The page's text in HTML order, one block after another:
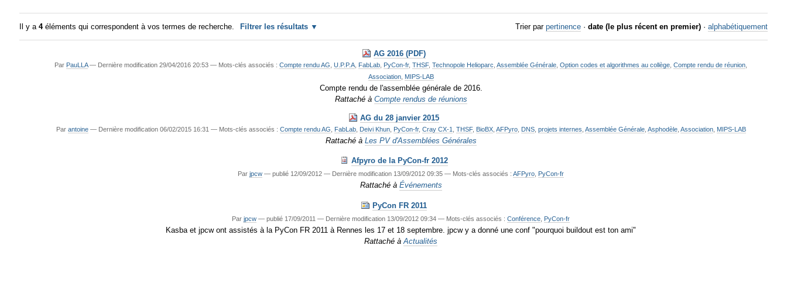
Il y a4éléments qui correspondent à vos termes de recherche. Filtrer les résultats Trier par pertinence · date (le plus récent en premier) · alphabétiquement
AG 2016 (PDF)
Par PauLLA — Dernière modification 29/04/2016 20:53— Mots-clés associés :Compte rendu AG ,U.P.P.A FabLab PyCon-fr,THSF,Technopole Helioparc ,Assemblée Générale ,Option codes et algorithmes au collège ,Compte rendu de réunion
Association, MIPS-LAB
Compte rendu de l'assemblée générale de 2016.
Rattaché à Compte rendus de réunions
AG du 28 janvier 2015
Par antoine — Dernière modification06/02/2015 16:31 — Mots-clés associés : Compte rendu AG FabLab, Deivi Khun, PyCon-fr, Cray CX-1 THSF, BioBX, AFPyro, DNS, projets internes Assemblée Générale, Asphodèle, Association, MIPS-LAB
Rattaché à Les PV d'Assemblées Générales
Afpyro de la PyCon-fr 2012
Parjpcw —publié 12/09/2012— Dernière modification 13/09/2012 09:35— Mots-clés associés :AFPyro PyCon-fr
Rattaché à Événements
PyCon FR 2011
Parjpcw —publié 17/09/2011— Dernière modification 13/09/2012 09:34— Mots-clés associés :Conférence PyCon-fr
Kasba et jpcw ont assistés à la PyCon FR 2011 à Rennes les 17 et 18 septembre. jpcw y a donné une conf "pourquoi buildout est ton ami"
Rattaché à Actualités